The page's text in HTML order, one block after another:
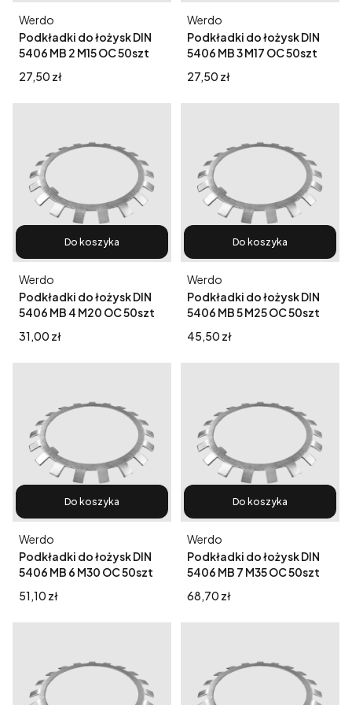
Podkładki do łożysk DIN
5406 MB 2 M15 OC 50szt
Producent
Werdo
Cena
27,50 zł
Podkładki do łożysk DIN
5406 MB 3 M17 OC 50szt
Producent
Werdo
Cena
27,50 zł
Do koszyka
Podkładki do łożysk DIN
5406 MB 4 M20 OC 50szt
Producent
Werdo
Cena
31,00 zł
Do koszyka
Podkładki do łożysk DIN
5406 MB 5 M25 OC 50szt
Producent
Werdo
Cena
45,50 zł
Do koszyka
Podkładki do łożysk DIN
5406 MB 6 M30 OC 50szt
Producent
Werdo
Cena
51,10 zł
Do koszyka
Podkładki do łożysk DIN
5406 MB 7 M35 OC 50szt
Producent
Werdo
Cena
68,70 zł